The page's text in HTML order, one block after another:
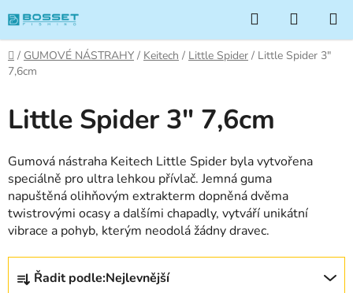
na
obsah
Hledat
KOŠÍK
Domů
/ GUMOVÉ NÁSTRAHY / Keitech / Little Spider / Little Spider 3"
7,6cm
Little Spider 3" 7,6cm
Gumová nástraha Keitech Little Spider byla vytvořena
speciálně pro ultra lehkou přívlač. Jemná guma
napuštěná olihňovým extrakterm dopněná dvěma
twistrovými ocasy a dalšími chapadly, vytváří unikátní
vibrace a pohyb, kterým neodolá žádny dravec.
Ř
Řadit podle:Nejlevnější